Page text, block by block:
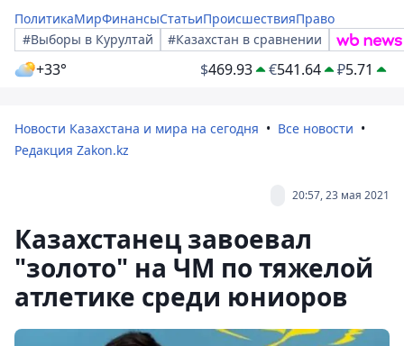
ПолитикаМирФинансыСтатьиПроисшествияПраво
#Выборы в Курултай
#Казахстан в сравнении
+33° $469.93 €541.64 ₽5.71
Новости Казахстана и мира на сегодня
Все новости
Редакция Zakon.kz
20:57, 23 мая 2021
Казахстанец завоевал
"золото" на ЧМ по тяжелой
атлетике среди юниоров